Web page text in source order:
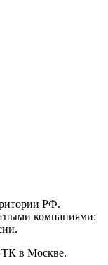
РФ.
компаниями:
ТК в Москве.